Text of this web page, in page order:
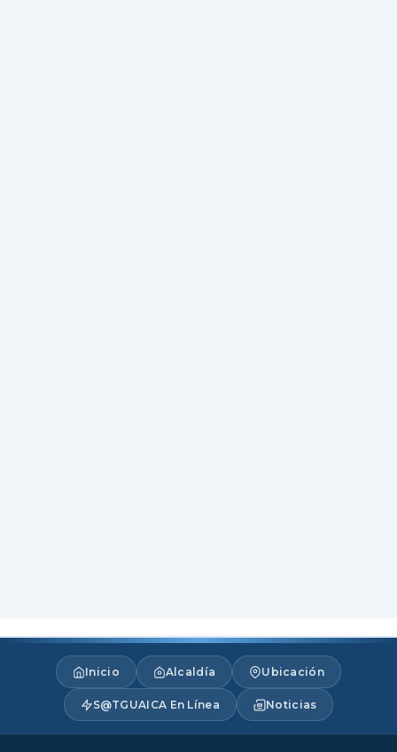
Inicio Alcaldía Ubicación
S@TGUAICA En Línea Noticias